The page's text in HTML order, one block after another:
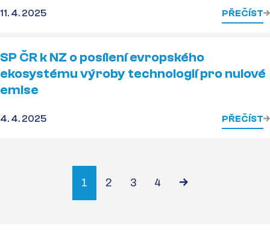
11. 4. 2025 PŘEČÍST
SP ČR k NZ o posílení evropského
ekosystému výroby technologií pro nulové
emise
4. 4. 2025 PŘEČÍST
1 2 3 4